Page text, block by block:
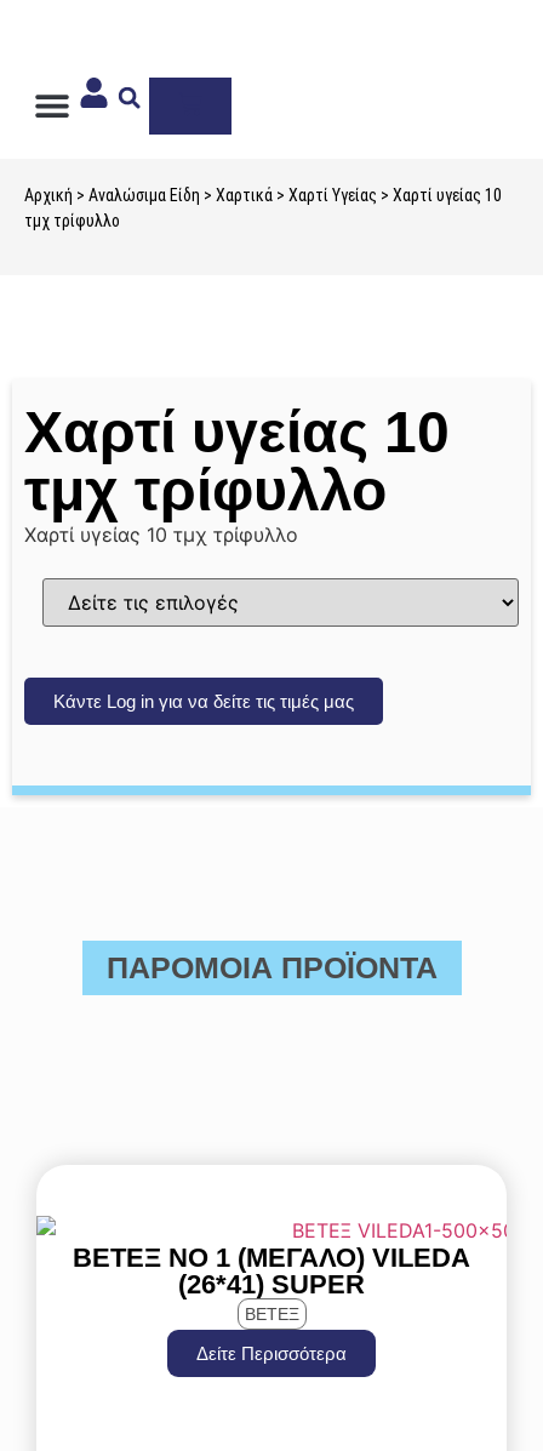
Αρχική > Αναλώσιμα Είδη > Χαρτικά > Χαρτί Υγείας > Χαρτί υγείας 10
τμχ τρίφυλλο
Χαρτί υγείας 10
τμχ τρίφυλλο
Χαρτί υγείας 10 τμχ τρίφυλλο
Κάντε Log in για να δείτε τις τιμές μας
ΠΑΡΟΜΟΙΑ ΠΡΟΪΟΝΤΑ
ΒΕΤΈΞ ΝΟ 1 (ΜΕΓΑΛΟ) VILEDA
(26*41) SUPER
ΒΕΤΕΞ
Δείτε Περισσότερα